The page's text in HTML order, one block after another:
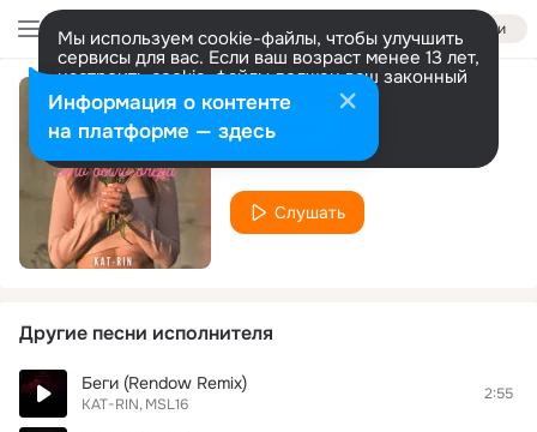
Войти
Мы используем cookie-файлы, чтобы улучшить
сервисы для вас. Если ваш возраст менее 13 лет,
настроить cookie-файлы должен ваш законный
представитель. Больше информации
Разрешить все Настроить
Это было вчера
KAT-RIN
Слушать
Другие песни исполнителя
Беги (Rendow Remix)
KAT-RIN MSL16
2:55
Информация о контенте
на платформе — здесь